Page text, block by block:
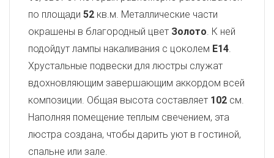
по площади 52 кв.м. Металлические части
окрашены в благородный цвет Золото. К ней
подойдут лампы накаливания с цоколем E14.
Хрустальные подвески для люстры служат
вдохновляющим завершающим аккордом всей
композиции. Общая высота составляет 102 см.
Наполняя помещение теплым свечением, эта
люстра создана, чтобы дарить уют в гостиной,
спальне или зале.